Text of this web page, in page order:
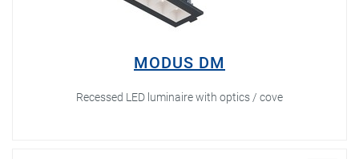
MODUS DM
Recessed LED luminaire with optics / cove